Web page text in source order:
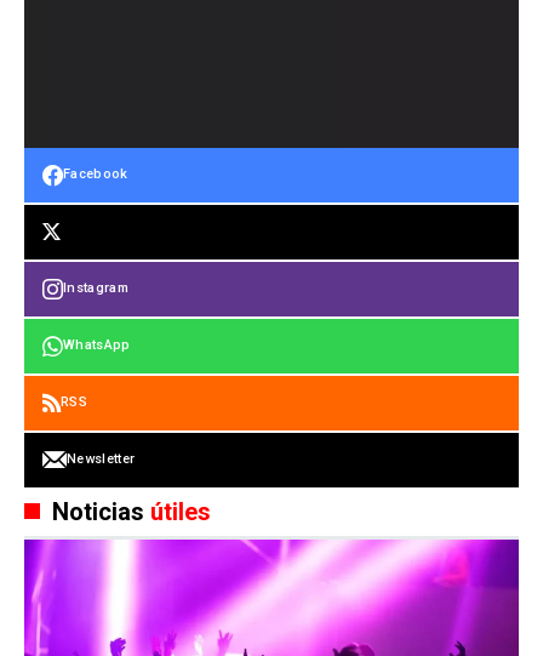
Facebook
Instagram
WhatsApp
RSS
Newsletter
Noticias útiles